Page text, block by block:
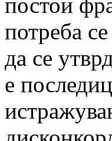
постои
потреба
да се
е